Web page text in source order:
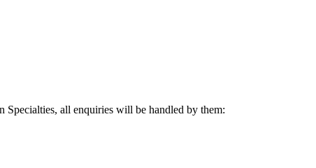
all enquiries will be handled by them: